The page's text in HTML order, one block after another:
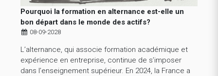
Pourquoi la formation en alternance est-elle un
bon départ dans le monde des actifs?
08-09-2028
L’alternance, qui associe formation académique et
expérience en entreprise, continue de s’imposer
dans l’enseignement supérieur. En 2024, la France a